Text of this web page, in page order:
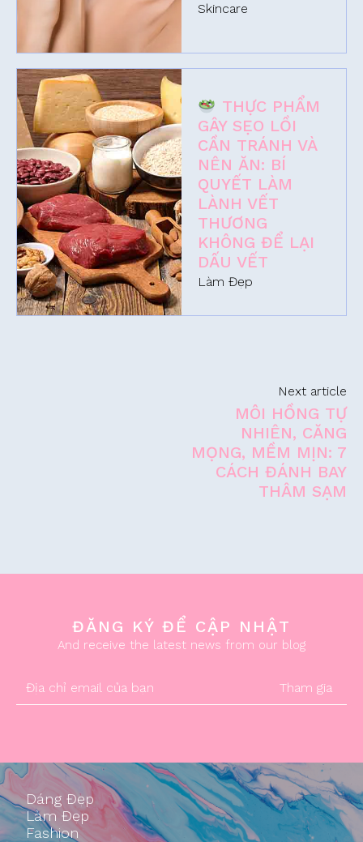
Skincare
THỰC PHẨM
GÂY SẸO LỒI
CẦN TRÁNH VÀ
NÊN ĂN: BÍ
QUYẾT LÀM
LÀNH VẾT
THƯƠNG
KHÔNG ĐỂ LẠI
DẤU VẾT
Làm Đẹp
Next article
MÔI HỒNG TỰ
NHIÊN, CĂNG
MỌNG, MỀM MỊN: 7
CÁCH ĐÁNH BAY
THÂM SẠM
ĐĂNG KÝ ĐỂ CẬP NHẬT
And receive the latest news from our blog
Tham gia
Dáng Đẹp
Làm Đẹp
Fashion